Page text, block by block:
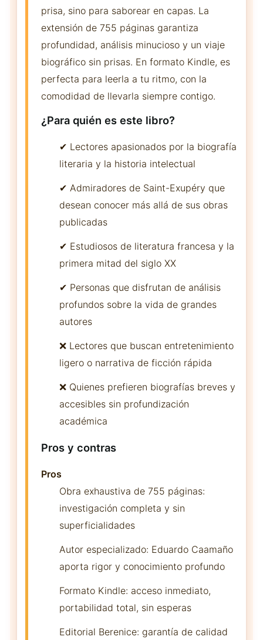
prisa, sino para saborear en capas. La
extensión de 755 páginas garantiza
profundidad, análisis minucioso y un viaje
biográfico sin prisas. En formato Kindle, es
perfecta para leerla a tu ritmo, con la
comodidad de llevarla siempre contigo.
¿Para quién es este libro?
✔ Lectores apasionados por la biografía
literaria y la historia intelectual
✔ Admiradores de Saint-Exupéry que
desean conocer más allá de sus obras
publicadas
✔ Estudiosos de literatura francesa y la
primera mitad del siglo XX
✔ Personas que disfrutan de análisis
profundos sobre la vida de grandes
autores
❌ Lectores que buscan entretenimiento
ligero o narrativa de ficción rápida
❌ Quienes prefieren biografías breves y
accesibles sin profundización
académica
Pros y contras
Pros
Obra exhaustiva de 755 páginas:
investigación completa y sin
superficialidades
Autor especializado: Eduardo Caamaño
aporta rigor y conocimiento profundo
Formato Kindle: acceso inmediato,
portabilidad total, sin esperas
Editorial Berenice: garantía de calidad